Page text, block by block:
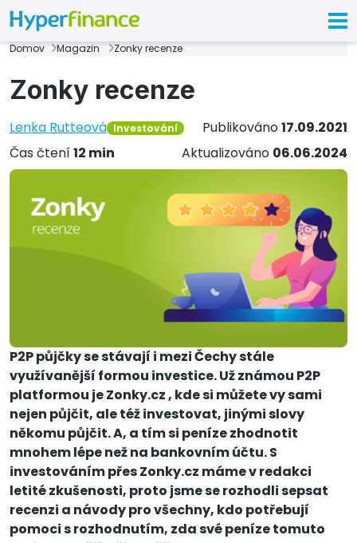
Domov Magazin Zonky recenze
Zonky recenze
Lenka Rutteová Investování Publikováno17.09.2021
Čas čtení12 min Aktualizováno 06.06.2024
P2P půjčky se stávají i mezi Čechy stále
využívanější formou investice. Už známou P2P
platformou je Zonky.cz , kde si můžete vy sami
nejen půjčit, ale též investovat, jinými slovy
někomu půjčit. A, a tím si peníze zhodnotit
mnohem lépe než na bankovním účtu. S
investováním přes Zonky.cz máme v redakci
letité zkušenosti, proto jsme se rozhodli sepsat
recenzi a návody pro všechny, kdo potřebují
pomoci s rozhodnutím, zda své peníze tomuto